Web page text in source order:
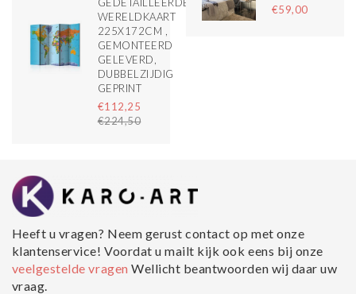
WERELDKAART
225X172CM ,
GEMONTEERD
GELEVERD,
DUBBELZIJDIG
GEPRINT
€112,25
€224,50
€59,00
Heeft u vragen? Neem gerust contact op met onze
klantenservice! Voordat u mailt kijk ook eens bij onze
veelgestelde vragenWellicht beantwoorden wij daar uw
vraag.